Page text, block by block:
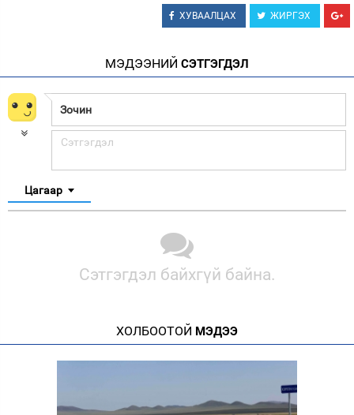
ХУВААЛЦАХ ЖИРГЭХ
МЭДЭЭНИЙ СЭТГЭГДЭЛ
Цагаар
Сэтгэгдэл байхгүй байна.
ХОЛБООТОЙ МЭДЭЭ